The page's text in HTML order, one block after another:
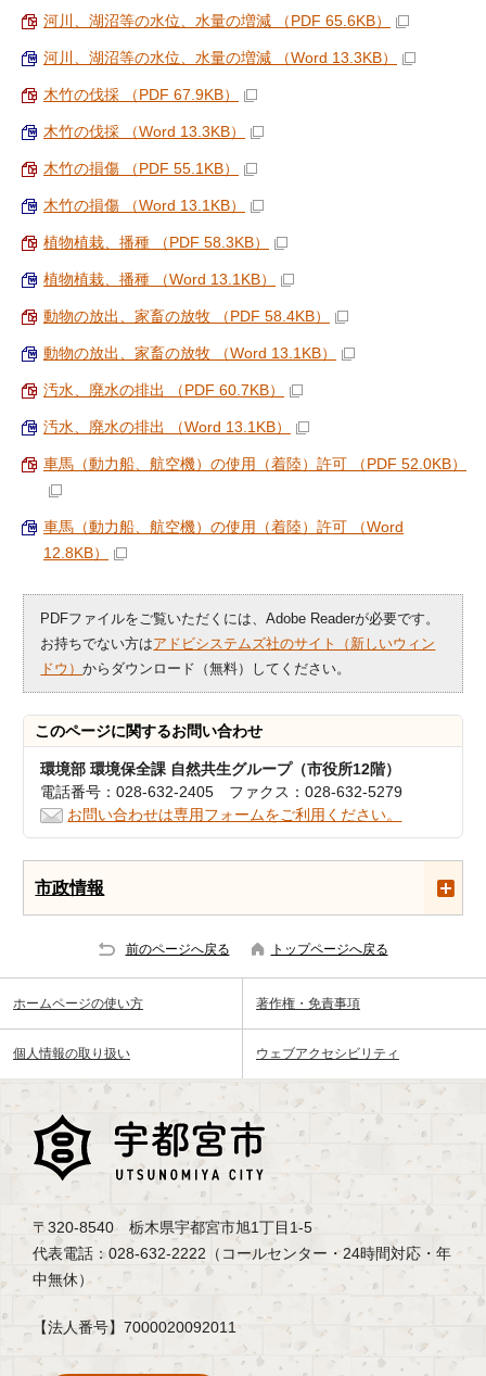
河川、湖沼等の水位、水量の増減 （PDF 65.6KB）
河川、湖沼等の水位、水量の増減 （Word 13.3KB）
木竹の伐採 （PDF 67.9KB）
木竹の伐採 （Word 13.3KB）
木竹の損傷 （PDF 55.1KB）
木竹の損傷 （Word 13.1KB）
植物植栽、播種 （PDF 58.3KB）
植物植栽、播種 （Word 13.1KB）
動物の放出、家畜の放牧 （PDF 58.4KB）
動物の放出、家畜の放牧 （Word 13.1KB）
汚水、廃水の排出 （PDF 60.7KB）
汚水、廃水の排出 （Word 13.1KB）
車馬（動力船、航空機）の使用（着陸）許可 （PDF 52.0KB）
車馬（動力船、航空機）の使用（着陸）許可 （Word
12.8KB）
PDFファイルをご覧いただくには、Adobe Readerが必要です。
お持ちでない方はアドビシステムズ社のサイト（新しいウィン
ドウ）からダウンロード（無料）してください。
このページに関するお問い合わせ
環境部 環境保全課 自然共生グループ（市役所12階）
電話番号：028-632-2405 ファクス：028-632-5279
お問い合わせは専用フォームをご利用ください。
市政情報
前のページへ戻る トップページへ戻る
ホームページの使い方 著作権・免責事項
個人情報の取り扱い ウェブアクセシビリティ
〒320-8540 栃木県宇都宮市旭1丁目1-5
代表電話：028-632-2222（コールセンター・24時間対応・年
中無休）
【法人番号】7000020092011